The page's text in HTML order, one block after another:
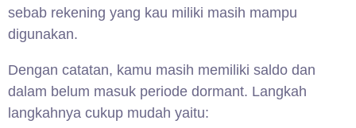
sebab rekening yang kau miliki masih mampu
digunakan.
Dengan catatan, kamu masih memiliki saldo dan
dalam belum masuk periode dormant. Langkah
langkahnya cukup mudah yaitu: